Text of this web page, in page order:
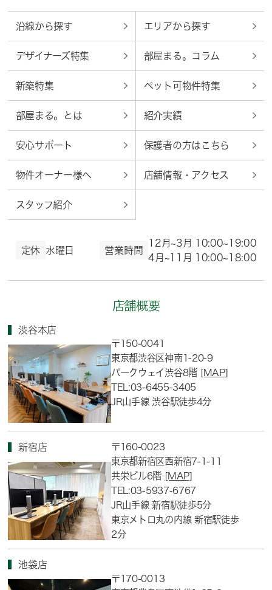
沿線から探す エリアから探す
デザイナーズ特集 部屋まる。コラム
新築特集 ペット可物件特集
部屋まる。とは 紹介実績
安心サポート 保護者の方はこちら
物件オーナー様へ 店舗情報・アクセス
スタッフ紹介
定休 水曜日 営業時間
12月~3月 10:00~19:00
4月~11月 10:00~18:00
店舗概要
渋谷本店
〒150-0041
東京都渋谷区神南1-20-9
パークウェイ渋谷8階 [MAP]
TEL:03-6455-3405
JR山手線 渋谷駅徒歩4分
新宿店
〒160-0023
東京都新宿区西新宿7-1-11
共栄ビル6階 [MAP]
TEL:03-5937-6767
JR山手線 新宿駅徒歩5分
東京メトロ丸の内線 新宿駅徒歩
2分
池袋店
〒170-0013